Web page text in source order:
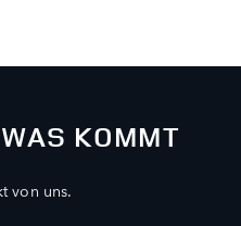
KOMMT
von uns.